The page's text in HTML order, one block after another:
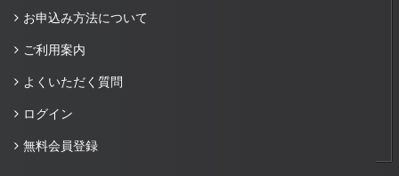
お申込み方法について
ご利用案内
よくいただく質問
ログイン
無料会員登録